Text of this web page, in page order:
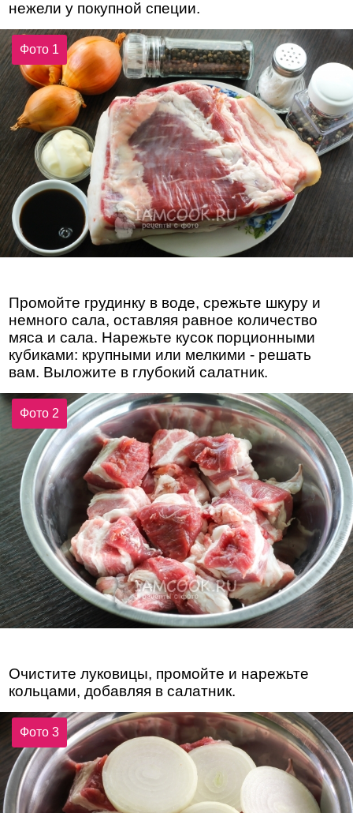
нежели у покупной специи.
Фото 1
Промойте грудинку в воде, срежьте шкуру и
немного сала, оставляя равное количество
мяса и сала. Нарежьте кусок порционными
кубиками: крупными или мелкими - решать
вам. Выложите в глубокий салатник.
Фото 2
Очистите луковицы, промойте и нарежьте
кольцами, добавляя в салатник.
Фото 3